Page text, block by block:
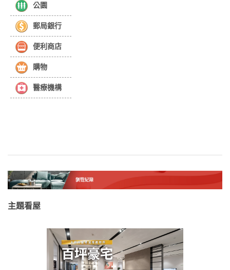
公園
郵局銀行
便利商店
購物
醫療機構
主題看屋